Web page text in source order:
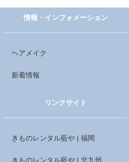
情報・インフォメーション
ヘアメイク
新着情報
リンクサイト
きものレンタル藍や | 福岡
きものレンタル藍や | 北九州